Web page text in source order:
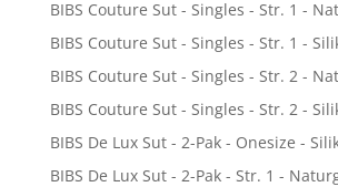
BIBS Couture Sut - Singles - Str. 1 -
BIBS Couture Sut - Singles - Str. 1 -
BIBS Couture Sut - Singles - Str. 2 -
BIBS Couture Sut - Singles - Str. 2 -
BIBS De Lux Sut - 2-Pak - Onesize -
BIBS De Lux Sut - 2-Pak - Str. 1 -